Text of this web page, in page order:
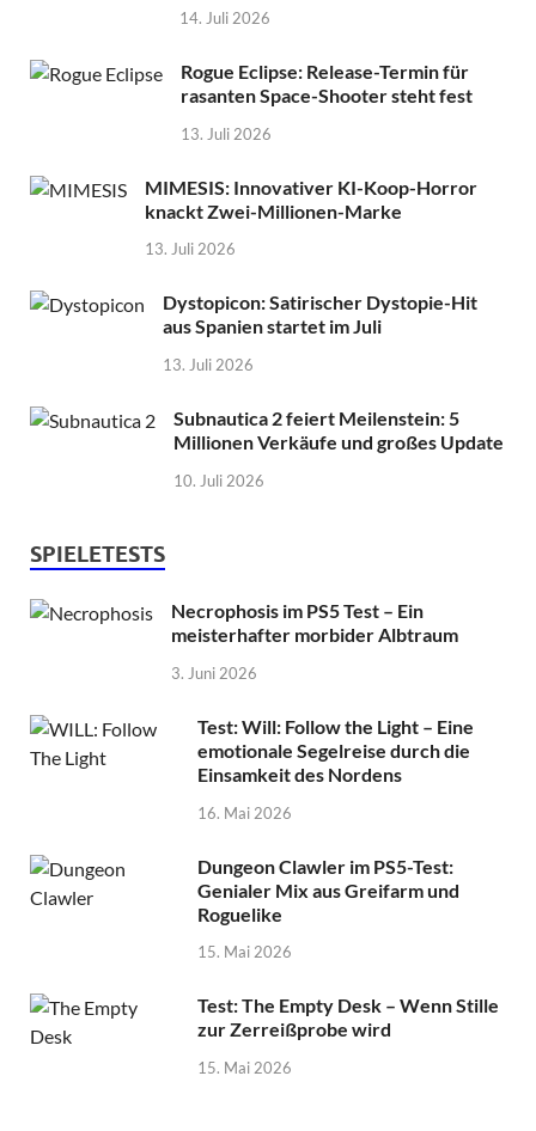
14. Juli 2026
Rogue Eclipse: Release-Termin für
rasanten Space-Shooter steht fest
13. Juli 2026
MIMESIS: Innovativer KI-Koop-Horror
knackt Zwei-Millionen-Marke
13. Juli 2026
Dystopicon: Satirischer Dystopie-Hit
aus Spanien startet im Juli
13. Juli 2026
Subnautica 2 feiert Meilenstein: 5
Millionen Verkäufe und großes Update
10. Juli 2026
SPIELETESTS
Necrophosis im PS5 Test – Ein
meisterhafter morbider Albtraum
3. Juni 2026
Test: Will: Follow the Light – Eine
emotionale Segelreise durch die
Einsamkeit des Nordens
16. Mai 2026
Dungeon Clawler im PS5-Test:
Genialer Mix aus Greifarm und
Roguelike
15. Mai 2026
Test: The Empty Desk – Wenn Stille
zur Zerreißprobe wird
15. Mai 2026